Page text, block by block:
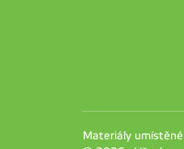
Materiály